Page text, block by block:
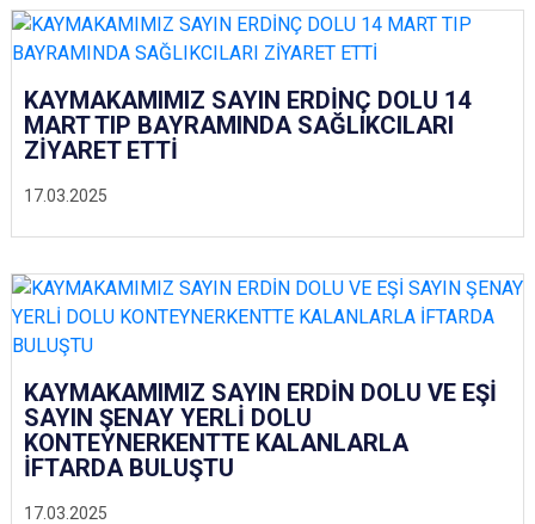
17.03.2025
KAYMAKAMIMIZ SAYIN ERDİNÇ DOLU 14
MART TIP BAYRAMINDA SAĞLIKCILARI
ZİYARET ETTİ
17.03.2025
KAYMAKAMIMIZ SAYIN ERDİN DOLU VE EŞİ
SAYIN ŞENAY YERLİ DOLU
KONTEYNERKENTTE KALANLARLA
İFTARDA BULUŞTU